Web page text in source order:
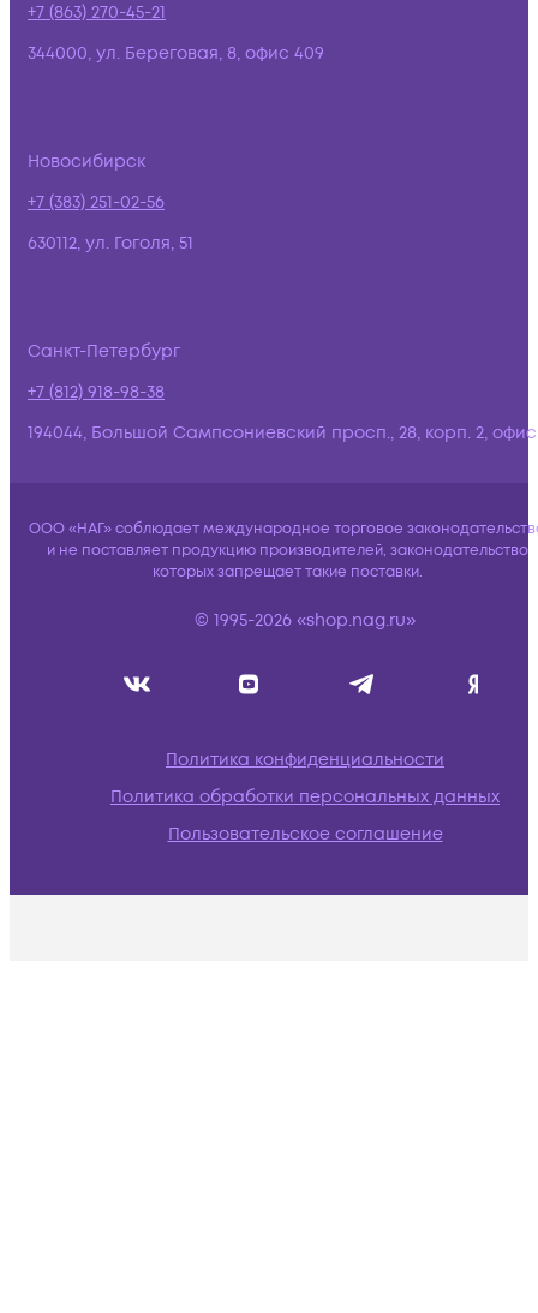
+7 (863) 270-45-21
344000, ул. Береговая, 8, офис 409
Новосибирск
+7 (383) 251-02-56
630112, ул. Гоголя, 51
Санкт-Петербург
+7 (812) 918-98-38
194044, Большой Сампсониевский просп., 28, корп. 2,
ООО «НАГ» соблюдает международное торговое
и не поставляет продукцию производителей, законодательство
которых запрещает такие поставки.
© 1995-2026 «shop.nag.ru»
Политика конфиденциальности
Политика обработки персональных данных
Пользовательское соглашение